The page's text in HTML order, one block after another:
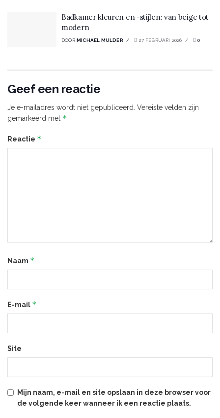
Badkamer kleuren en -stijlen: van beige tot
modern
DOOR MICHAEL MULDER 27 FEBRUARI 2026 0
Geef een reactie
Je e-mailadres wordt niet gepubliceerd. Vereiste velden zijn
gemarkeerd met *
Reactie *
Naam *
E-mail *
Site
Mijn naam, e-mail en site opslaan in deze browser voor
de volgende keer wanneer ik een reactie plaats.